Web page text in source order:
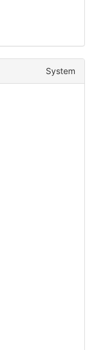
System